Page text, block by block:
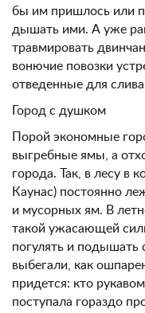
бы им пришлось или
дышать ими. А уже
травмировать
вонючие повозки
отведенные для
Город с душком
Порой экономные
выгребные ямы, а
города. Так, в лесу в
Каунас) постоянно
и мусорных ям. В
такой ужасающей
погулять и подышать
выбегали, как
придется: кто
поступала гораздо